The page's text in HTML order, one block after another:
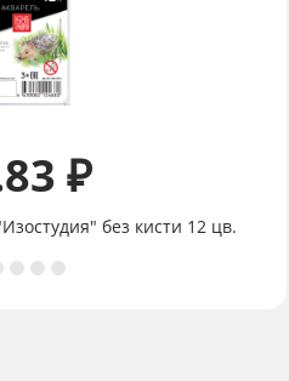
₽
без кисти 12 цв.